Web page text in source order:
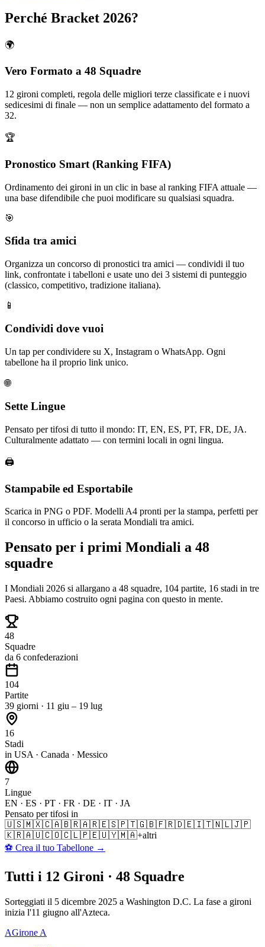
Perché Bracket 2026?
🌍
Vero Formato a 48 Squadre
12 gironi completi, regola delle migliori terze classificate e i nuovi
sedicesimi di finale — non un semplice adattamento del formato a
32.
🏆
Pronostico Smart (Ranking FIFA)
Ordinamento dei gironi in un clic in base al ranking FIFA attuale —
una base difendibile che puoi modificare su qualsiasi squadra.
🎯
Sfida tra amici
Organizza un concorso di pronostici tra amici — condividi il tuo
link, confrontate i tabelloni e usate uno dei 3 sistemi di punteggio
(classico, competitivo, tradizione italiana).
📱
Condividi dove vuoi
Un tap per condividere su X, Instagram o WhatsApp. Ogni
tabellone ha il proprio link unico.
🌐
Sette Lingue
Pensato per tifosi di tutto il mondo: IT, EN, ES, PT, FR, DE, JA.
Culturalmente adattato — con termini locali in ogni lingua.
🖨️
Stampabile ed Esportabile
Scarica in PNG o PDF. Modelli A4 pronti per la stampa, perfetti per
il concorso in ufficio o la serata Mondiali tra amici.
Pensato per i primi Mondiali a 48
squadre
I Mondiali 2026 si allargano a 48 squadre, 104 partite, 16 stadi in tre
Paesi. Abbiamo costruito ogni pagina con questo in mente.
48
Squadre
da 6 confederazioni
104
Partite
39 giorni · 11 giu – 19 lug
16
Stadi
in USA · Canada · Messico
7
Lingue
EN · ES · PT · FR · DE · IT · JA
Pensato per tifosi in
🇺🇸🇲🇽🇨🇦🇧🇷🇦🇷🇪🇸🇵🇹🇬🇧🇫🇷🇩🇪🇮🇹🇳🇱🇯🇵
🇰🇷🇦🇺🇨🇴🇨🇱🇵🇪🇺🇾🇲🇦+altri
⚽ Crea il tuo Tabellone →
Tutti i 12 Gironi · 48 Squadre
Sorteggiati il 5 dicembre 2025 a Washington D.C. La fase a gironi
inizia l'11 giugno all'Azteca.
AGirone A